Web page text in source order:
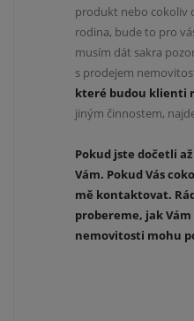
produkt nebo cokoliv
rodina, bude to pro
musím dát sakra
s prodejem
které budou klienti
jiným činnostem,
Pokud jste dočetli
Vám. Pokud Vás
mě kontaktovat.
probereme, jak
nemovitosti mohu